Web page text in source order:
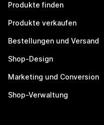
Produkte finden
Produkte verkaufen
Bestellungen und Versand
Shop-Design
Marketing und Conversion
Shop-Verwaltung